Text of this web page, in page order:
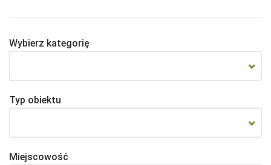
Wybierz kategorię
Typ obiektu
Miejscowość